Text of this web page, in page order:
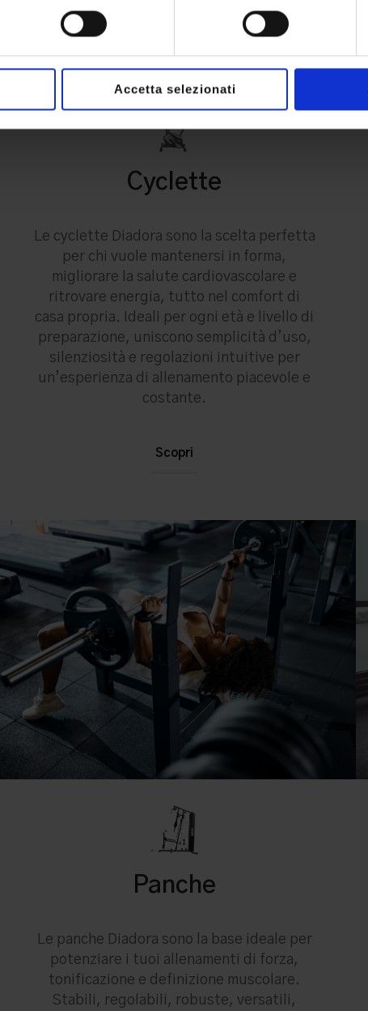
Accetta selezionati
Cyclette
Le cyclette Diadora sono la scelta perfetta
per chi vuole mantenersi in forma,
migliorare la salute cardiovascolare e
ritrovare energia, tutto nel comfort di
casa propria. Ideali per ogni età e livello di
preparazione, uniscono semplicità d’uso,
silenziosità e regolazioni intuitive per
un’esperienza di allenamento piacevole e
costante.
Scopri
Panche
Le panche Diadora sono la base ideale per
potenziare i tuoi allenamenti di forza,
tonificazione e definizione muscolare.
Stabili, regolabili, robuste, versatili,